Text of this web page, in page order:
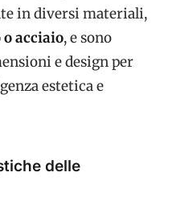
in diversi materiali,
acciaio, e sono
e design per
estetica e
delle